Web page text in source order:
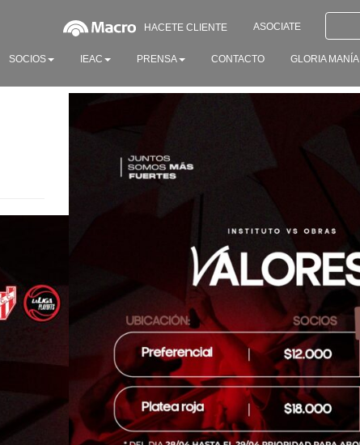
HACETE CLIENTE ASOCIATE
SOCIOS IEAC PRENSA CONTACTO GLORIA MANÍA